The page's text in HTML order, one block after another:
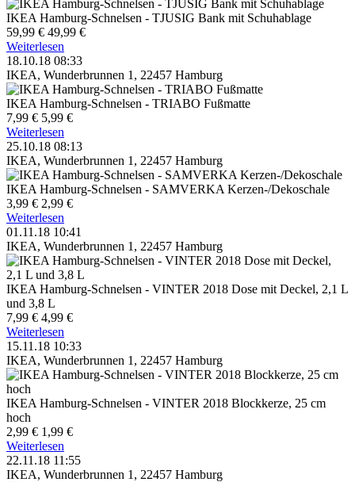
IKEA Hamburg-Schnelsen - TJUSIG Bank mit Schuhablage
59,99 € 49,99 €
Weiterlesen
18.10.18 08:33
IKEA, Wunderbrunnen 1, 22457 Hamburg
IKEA Hamburg-Schnelsen - TRIABO Fußmatte
7,99 € 5,99 €
Weiterlesen
25.10.18 08:13
IKEA, Wunderbrunnen 1, 22457 Hamburg
IKEA Hamburg-Schnelsen - SAMVERKA Kerzen-/Dekoschale
3,99 € 2,99 €
Weiterlesen
01.11.18 10:41
IKEA, Wunderbrunnen 1, 22457 Hamburg
IKEA Hamburg-Schnelsen - VINTER 2018 Dose mit Deckel, 2,1 L
und 3,8 L
7,99 € 4,99 €
Weiterlesen
15.11.18 10:33
IKEA, Wunderbrunnen 1, 22457 Hamburg
IKEA Hamburg-Schnelsen - VINTER 2018 Blockkerze, 25 cm
hoch
2,99 € 1,99 €
Weiterlesen
22.11.18 11:55
IKEA, Wunderbrunnen 1, 22457 Hamburg